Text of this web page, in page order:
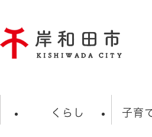
ジ
の
くらし 子育